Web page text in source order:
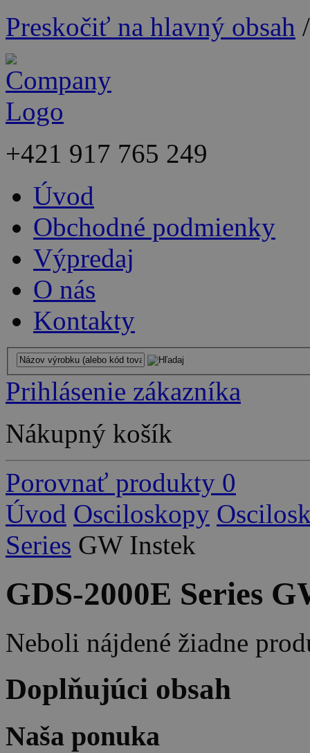
Preskočiť na hlavný obsah
+421 917 765 249
Úvod
Obchodné podmienky
Výpredaj
O nás
Kontakty
Prihlásenie zákazníka
Nákupný košík
Porovnať produkty 0
Úvod Osciloskopy
Series GW Instek
GDS-2000E Series
Neboli nájdené žiadne
Doplňujúci obsah
Naša ponuka